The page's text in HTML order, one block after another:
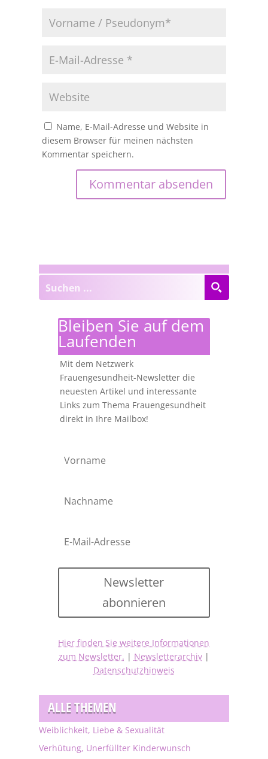
Name, E-Mail-Adresse und Website in
diesem Browser für meinen nächsten
Kommentar speichern.
Bleiben Sie auf dem
Laufenden
Mit dem Netzwerk
Frauengesundheit-Newsletter die
neuesten Artikel und interessante
Links zum Thema Frauengesundheit
direkt in Ihre Mailbox!
Newsletter
abonnieren
Hier finden Sie weitere Informationen
zum Newsletter. | Newsletterarchiv|
Datenschutzhinweis
ALLE THEMEN
Weiblichkeit, Liebe & Sexualität
Verhütung, Unerfüllter Kinderwunsch